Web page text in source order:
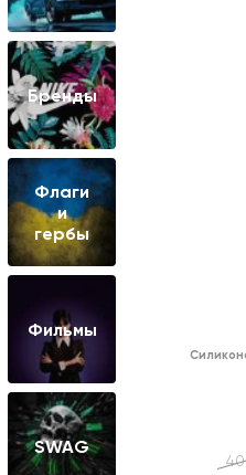
Бренды
Флаги
и
гербы
Фильмы
SWAG